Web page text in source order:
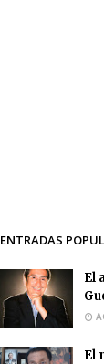
ENTRADAS
El
El